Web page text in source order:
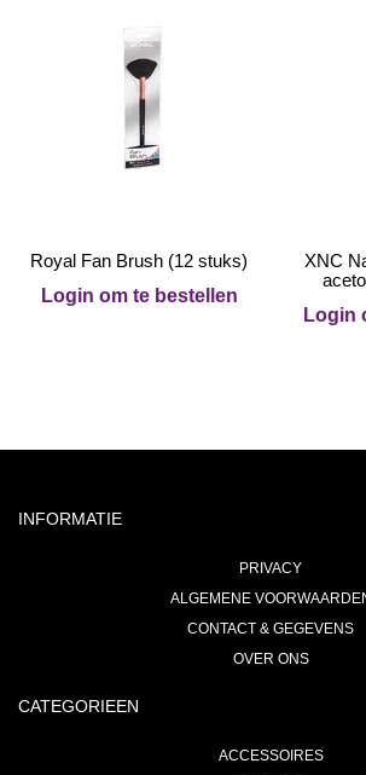
Royal Fan Brush (12 stuks)
Login om te bestellen
XNC
Login
INFORMATIE
PRIVACY
ALGEMENE
CONTACT & GEGEVENS
OVER ONS
CATEGORIEEN
ACCESSOIRES